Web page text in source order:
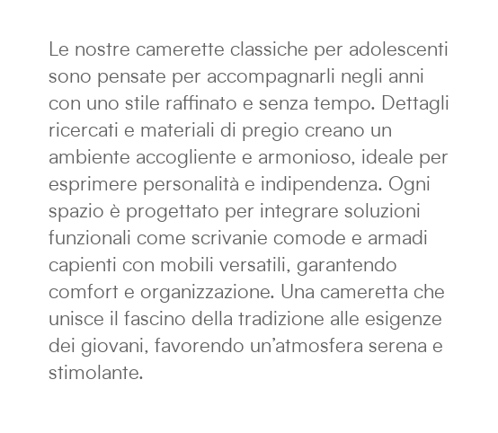
Le nostre camerette classiche per adolescenti
sono pensate per accompagnarli negli anni
con uno stile raffinato e senza tempo. Dettagli
ricercati e materiali di pregio creano un
ambiente accogliente e armonioso, ideale per
esprimere personalità e indipendenza. Ogni
spazio è progettato per integrare soluzioni
funzionali come scrivanie comode e armadi
capienti con mobili versatili, garantendo
comfort e organizzazione. Una cameretta che
unisce il fascino della tradizione alle esigenze
dei giovani, favorendo un’atmosfera serena e
stimolante.